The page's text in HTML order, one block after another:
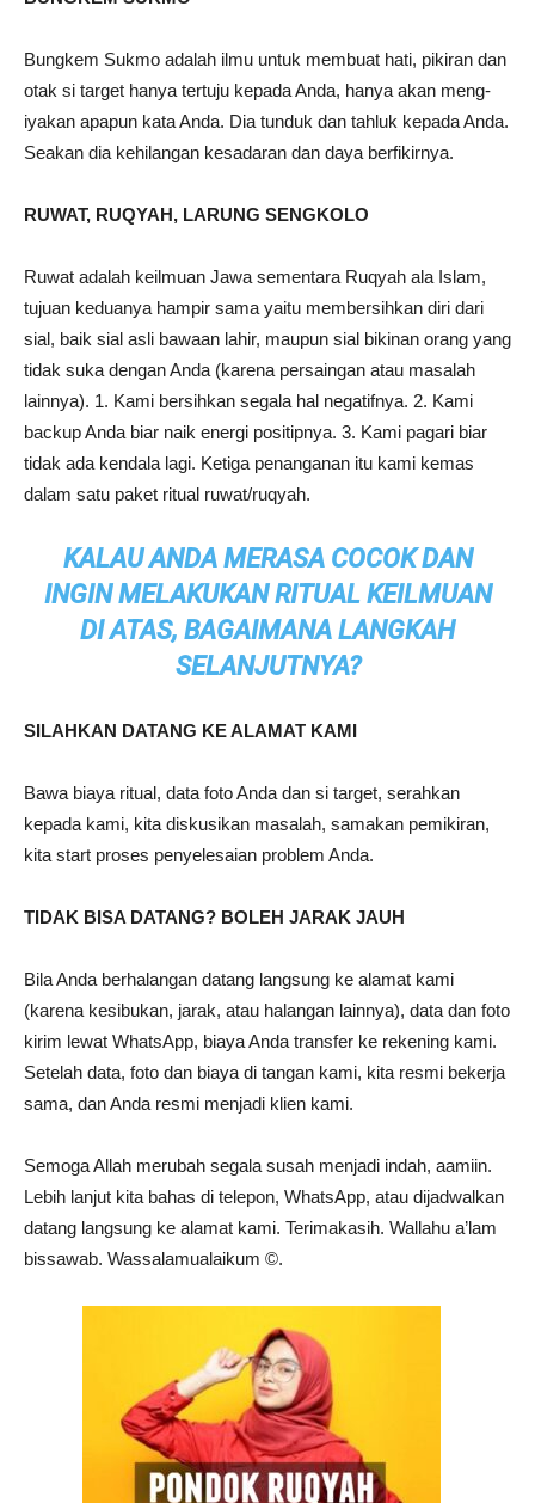
Bungkem Sukmo adalah ilmu untuk membuat hati, pikiran dan
otak si target hanya tertuju kepada Anda, hanya akan meng-
iyakan apapun kata Anda. Dia tunduk dan tahluk kepada Anda.
Seakan dia kehilangan kesadaran dan daya berfikirnya.
RUWAT, RUQYAH, LARUNG SENGKOLO
Ruwat adalah keilmuan Jawa sementara Ruqyah ala Islam,
tujuan keduanya hampir sama yaitu membersihkan diri dari
sial, baik sial asli bawaan lahir, maupun sial bikinan orang yang
tidak suka dengan Anda (karena persaingan atau masalah
lainnya). 1. Kami bersihkan segala hal negatifnya. 2. Kami
backup Anda biar naik energi positipnya. 3. Kami pagari biar
tidak ada kendala lagi. Ketiga penanganan itu kami kemas
dalam satu paket ritual ruwat/ruqyah.
KALAU ANDA MERASA COCOK DAN
INGIN MELAKUKAN RITUAL KEILMUAN
DI ATAS, BAGAIMANA LANGKAH
SELANJUTNYA?
SILAHKAN DATANG KE ALAMAT KAMI
Bawa biaya ritual, data foto Anda dan si target, serahkan
kepada kami, kita diskusikan masalah, samakan pemikiran,
kita start proses penyelesaian problem Anda.
TIDAK BISA DATANG? BOLEH JARAK JAUH
Bila Anda berhalangan datang langsung ke alamat kami
(karena kesibukan, jarak, atau halangan lainnya), data dan foto
kirim lewat WhatsApp, biaya Anda transfer ke rekening kami.
Setelah data, foto dan biaya di tangan kami, kita resmi bekerja
sama, dan Anda resmi menjadi klien kami.
Semoga Allah merubah segala susah menjadi indah, aamiin.
Lebih lanjut kita bahas di telepon, WhatsApp, atau dijadwalkan
datang langsung ke alamat kami. Terimakasih. Wallahu a’lam
bissawab. Wassalamualaikum ©️.